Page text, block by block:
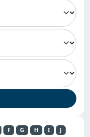
F G H I
J